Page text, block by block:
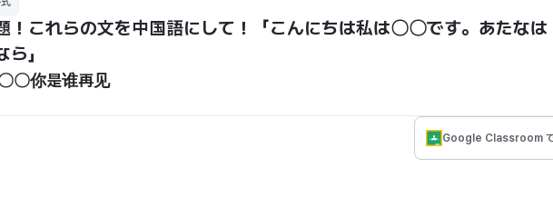
！これらの文を中国語にして！「こんにちは私は〇〇です。あたなは
」
〇你是谁再见
Google Classroom